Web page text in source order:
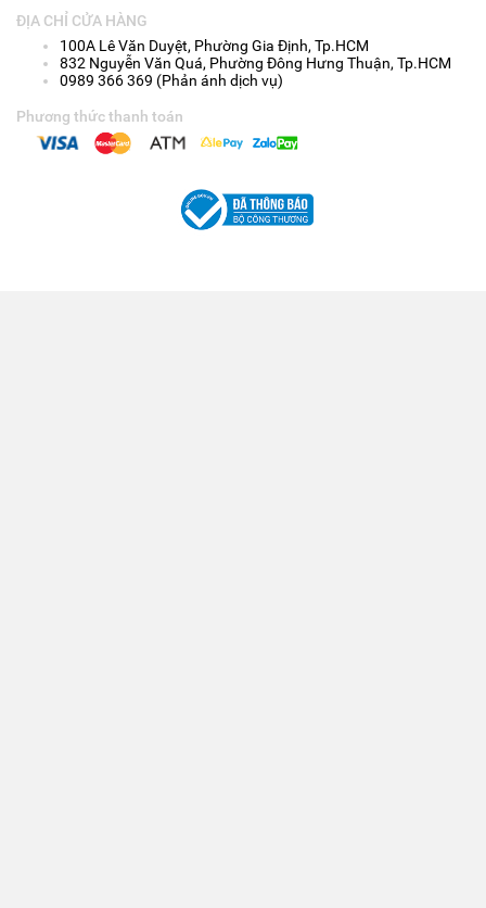
ĐỊA CHỈ CỬA HÀNG
100A Lê Văn Duyệt, Phường Gia Định, Tp.HCM
832 Nguyễn Văn Quá, Phường Đông Hưng Thuận, Tp.HCM
0989 366 369 (Phản ánh dịch vụ)
Phương thức thanh toán